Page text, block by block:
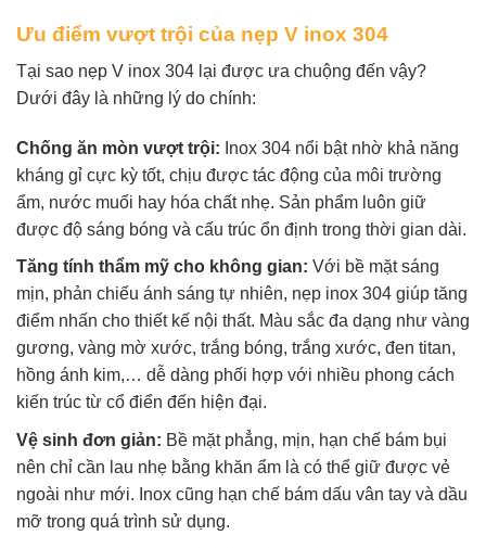
Ưu điểm vượt trội của nẹp V inox 304
Tại sao nẹp V inox 304 lại được ưa chuộng đến vậy?
Dưới đây là những lý do chính:
Chống ăn mòn vượt trội: Inox 304 nổi bật nhờ khả năng
kháng gỉ cực kỳ tốt, chịu được tác động của môi trường
ẩm, nước muối hay hóa chất nhẹ. Sản phẩm luôn giữ
được độ sáng bóng và cấu trúc ổn định trong thời gian dài.
Tăng tính thẩm mỹ cho không gian: Với bề mặt sáng
mịn, phản chiếu ánh sáng tự nhiên, nẹp inox 304 giúp tăng
điểm nhấn cho thiết kế nội thất. Màu sắc đa dạng như vàng
gương, vàng mờ xước, trắng bóng, trắng xước, đen titan,
hồng ánh kim,… dễ dàng phối hợp với nhiều phong cách
kiến trúc từ cổ điển đến hiện đại.
Vệ sinh đơn giản: Bề mặt phẳng, mịn, hạn chế bám bụi
nên chỉ cần lau nhẹ bằng khăn ẩm là có thể giữ được vẻ
ngoài như mới. Inox cũng hạn chế bám dấu vân tay và dầu
mỡ trong quá trình sử dụng.